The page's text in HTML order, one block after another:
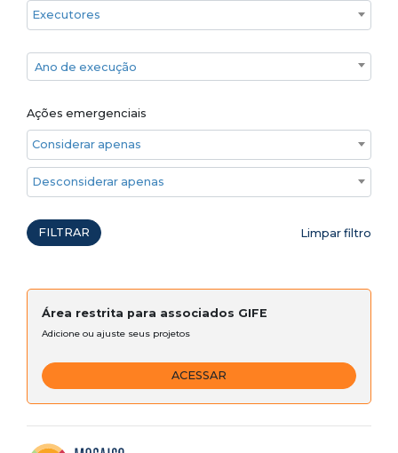
Executores
Ano de execução
Ano de execução
Ações emergenciais
Considerar apenas ações emergenciais
Desconsiderar apenas ações emergenciais
FILTRAR Limpar filtro
Área restrita para associados GIFE
Adicione ou ajuste seus projetos
ACESSAR